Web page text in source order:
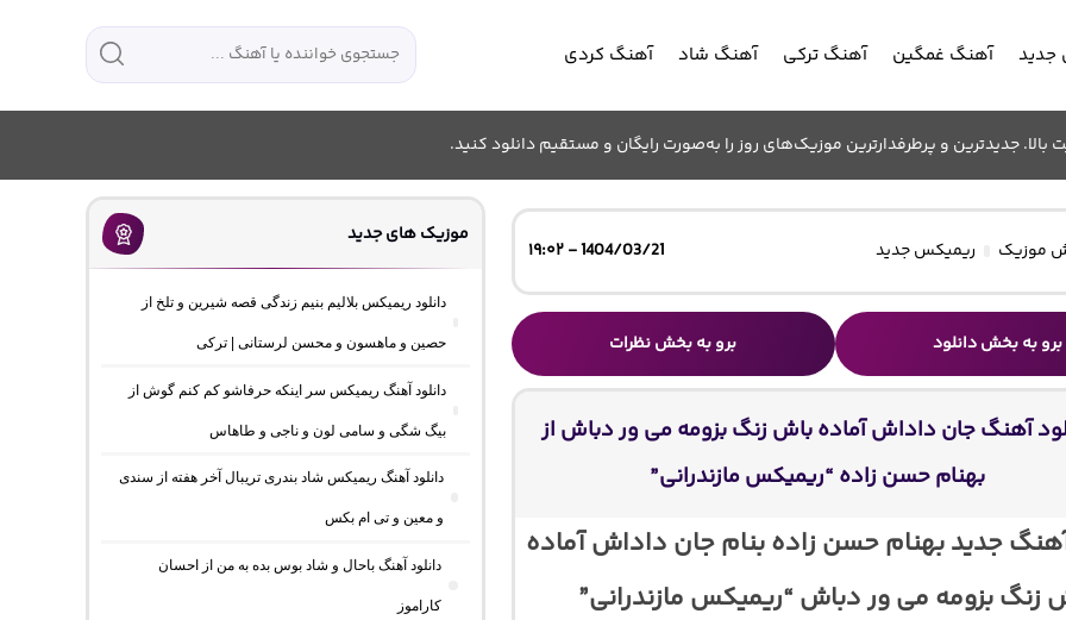
جدید آهنگ غمگین آهنگ ترکی آهنگ شاد آهنگ کردی
جدیدترین و پرطرفدارترین موزیک‌های روز را به‌صورت رایگان و مستقیم دانلود کنید.
موزیک ریمیکس جدید 1404/03/21 - ۱۹:۰۲
برو به بخش دانلود برو به بخش نظرات
آهنگ جان داداش آماده باش زنگ بزومه می ور دباش از
بهنام حسن زاده “ریمیکس مازندرانی”
جدید بهنام حسن زاده بنام جان داداش آماده
زنگ بزومه می ور دباش “ریمیکس مازندرانی”
موزیک های جدید
دانلود ریمیکس بلالیم بنیم زندگی قصه شیرین و تلخ از
حصین و ماهسون و محسن لرستانی | ترکی
دانلود آهنگ ریمیکس سر اینکه حرفاشو کم کنم گوش از
بیگ شگی و سامی لون و ناجی و طاهاس
دانلود آهنگ ریمیکس شاد بندری تریبال آخر هفته از سندی
و معین و تی ام بکس
دانلود آهنگ باحال و شاد بوس بده به من از احسان
کاراموز